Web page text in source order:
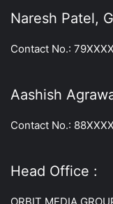
Naresh Patel,
Contact No.:
Aashish
Contact No.:
Head Office :
ORBIT MEDIA